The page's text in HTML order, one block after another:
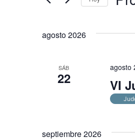
y
de
Eventos
agosto 2026
SÁB
22 VI
agosto
septiembre 2026